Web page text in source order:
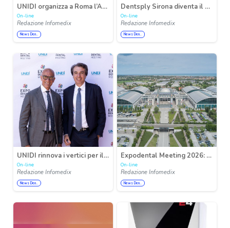
UNIDI organizza a Roma l’Annual Meeting ISO/TC 106 Dentistry 2026
On-line
Redazione Infomedix
News Den..
Dentsply Sirona diventa il distributore esclusivo delle soluzioni implant protesiche MIS in Italia
On-line
Redazione Infomedix
News Den..
UNIDI rinnova i vertici per il biennio 2026-2028: Gianfranco Berrutti è il nuovo presidente
On-line
Redazione Infomedix
News Den..
Expodental Meeting 2026: visione strategica e internazionalizzazione della partnership UNIDI e IEG
On-line
Redazione Infomedix
News Den..